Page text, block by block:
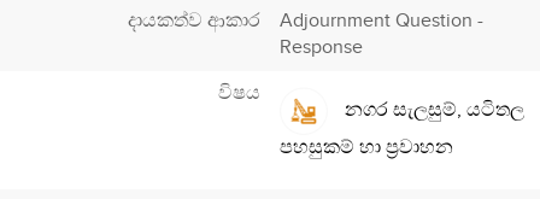
දායකත්ව ආකාර
Adjournment Question -
Response
විෂය
නගර සැලසුම්, යටිතල
පහසුකම් හා ප්‍රවාහන